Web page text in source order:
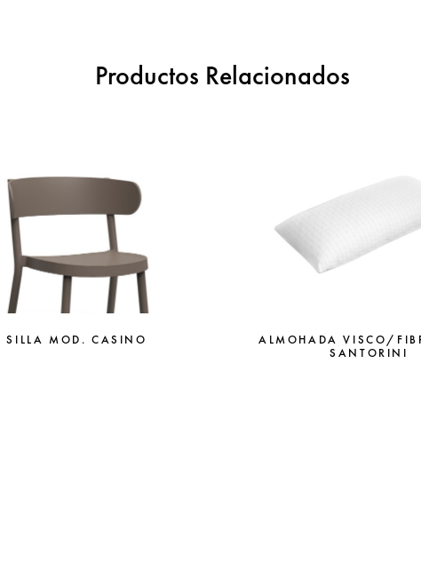
Productos Relacionados
SILLA MOD. CASINO
ALMOHADA VISCO/
SANTORINI